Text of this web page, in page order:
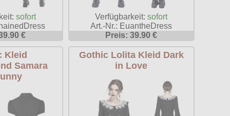
sofort
€
Verfügbarkeit:sofort
Art.-Nr.: EuantheDress
Preis: 39.90 €
Kleid
Samara
Gothic Lolita Kleid Dark
in Love